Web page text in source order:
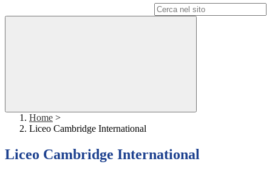
Home >
Liceo Cambridge International
Liceo Cambridge International